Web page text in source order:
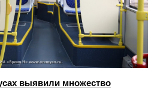
выявили множество